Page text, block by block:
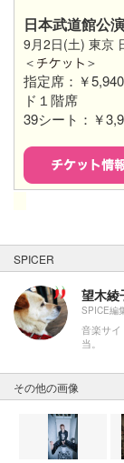
日本武道館公
9月2日(土) 東京
＜
＞
指定席：￥
ド１階席
39シート：￥
SPICER
望木綾
SPICE編
音楽サ
当。
その他の画像